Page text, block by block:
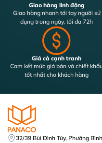
Giao hàng linh động
Giao hàng nhanh tới tay người sử
dụng trong ngày, tối đa 72h
Giá cả cạnh tranh
Cam kết mức giá bán và chiết
tốt nhất cho khách hàng
32/39 Bùi Đình Túy, Phường